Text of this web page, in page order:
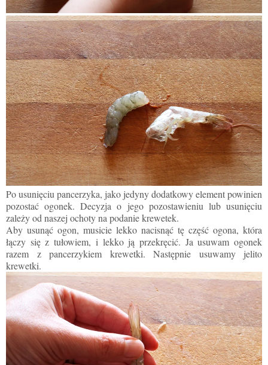
Po usunięciu pancerzyka, jako jedyny dodatkowy element powinien
pozostać ogonek. Decyzja o jego pozostawieniu lub usunięciu
zależy od naszej ochoty na podanie krewetek.
Aby usunąć ogon, musicie lekko nacisnąć tę część ogona, która
łączy się z tułowiem, i lekko ją przekręcić. Ja usuwam ogonek
razem z pancerzykiem krewetki. Następnie usuwamy jelito
krewetki.